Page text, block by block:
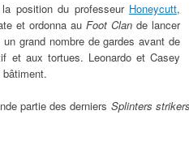
position du professeur Honeycutt,
et ordonna au Foot Clan de lancer
un grand nombre de gardes avant de
et aux tortues. Leonardo et Casey
bâtiment.
partie des derniers Splinters strikers